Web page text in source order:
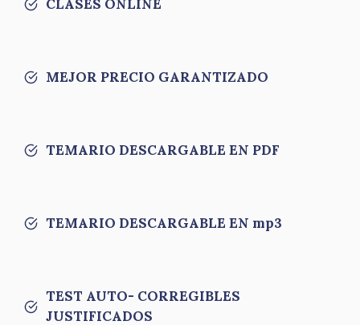
CLASES ONLINE
MEJOR PRECIO GARANTIZADO
TEMARIO DESCARGABLE EN PDF
TEMARIO DESCARGABLE EN mp3
TEST AUTO- CORREGIBLES
JUSTIFICADOS